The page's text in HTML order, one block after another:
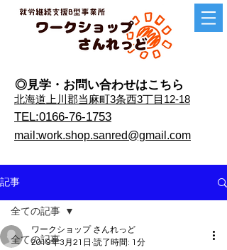
◎見学・​お問い合わせはこちら
​北海道上川郡当麻町3条西3丁目12-18
TEL:0166-76-1753
mail:work.shop.sanred@gmail.com
記事
全ての記事
全ての記事
ワークショップ さんれっど
2019年3月21日 読了時間: 1分